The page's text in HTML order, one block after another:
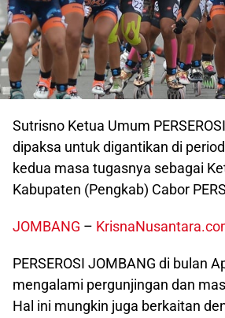
Sutrisno Ketua Umum
dipaksa untuk digantikan di
kedua masa tugasnya sebagai
Kabupaten (Pengkab) Cabor
JOMBANG –
PERSEROSI JOMBANG di bulan
mengalami pergunjingan dan
Hal ini mungkin juga berkaitan